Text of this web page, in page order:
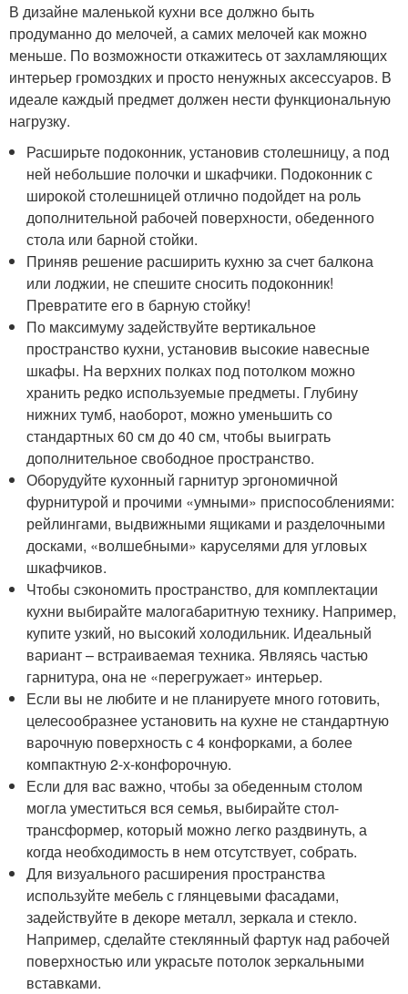
В дизайне маленькой кухни все должно быть
продуманно до мелочей, а самих мелочей как можно
меньше. По возможности откажитесь от захламляющих
интерьер громоздких и просто ненужных аксессуаров. В
идеале каждый предмет должен нести функциональную
нагрузку.
Расширьте подоконник, установив столешницу, а под
ней небольшие полочки и шкафчики. Подоконник с
широкой столешницей отлично подойдет на роль
дополнительной рабочей поверхности, обеденного
стола или барной стойки.
Приняв решение расширить кухню за счет балкона
или лоджии, не спешите сносить подоконник!
Превратите его в барную стойку!
По максимуму задействуйте вертикальное
пространство кухни, установив высокие навесные
шкафы. На верхних полках под потолком можно
хранить редко используемые предметы. Глубину
нижних тумб, наоборот, можно уменьшить со
стандартных 60 см до 40 см, чтобы выиграть
дополнительное свободное пространство.
Оборудуйте кухонный гарнитур эргономичной
фурнитурой и прочими «умными» приспособлениями:
рейлингами, выдвижными ящиками и разделочными
досками, «волшебными» каруселями для угловых
шкафчиков.
Чтобы сэкономить пространство, для комплектации
кухни выбирайте малогабаритную технику. Например,
купите узкий, но высокий холодильник. Идеальный
вариант – встраиваемая техника. Являясь частью
гарнитура, она не «перегружает» интерьер.
Если вы не любите и не планируете много готовить,
целесообразнее установить на кухне не стандартную
варочную поверхность с 4 конфорками, а более
компактную 2-х-конфорочную.
Если для вас важно, чтобы за обеденным столом
могла уместиться вся семья, выбирайте стол-
трансформер, который можно легко раздвинуть, а
когда необходимость в нем отсутствует, собрать.
Для визуального расширения пространства
используйте мебель с глянцевыми фасадами,
задействуйте в декоре металл, зеркала и стекло.
Например, сделайте стеклянный фартук над рабочей
поверхностью или украсьте потолок зеркальными
вставками.